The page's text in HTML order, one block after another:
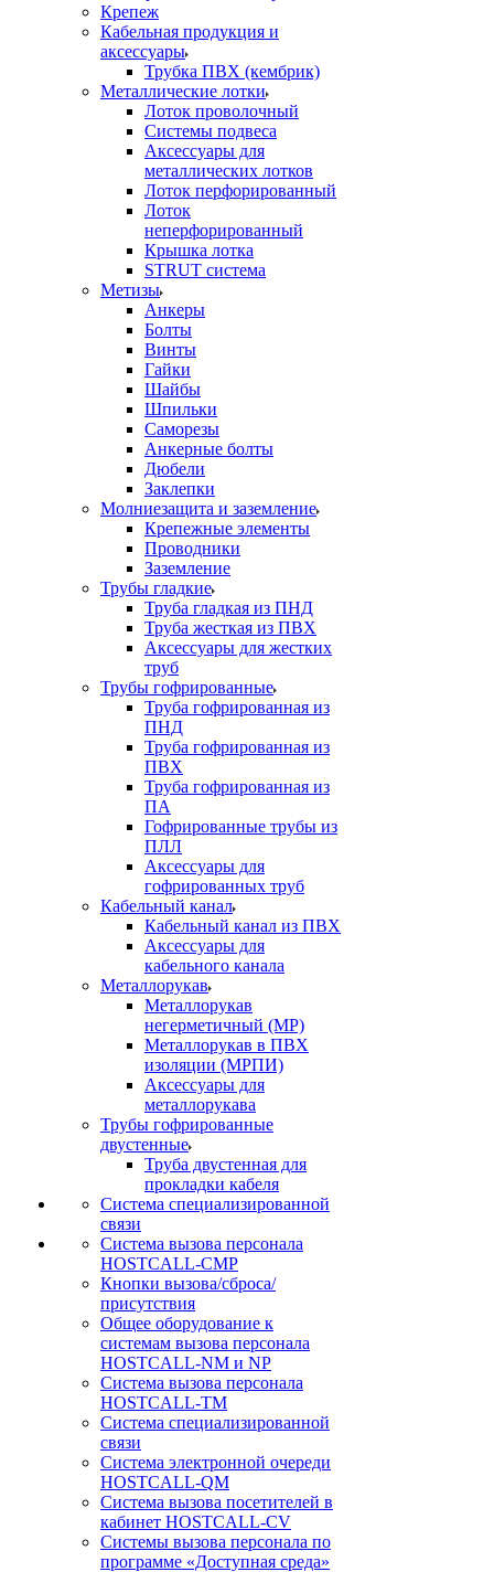
Крепеж
Кабельная продукция и
аксессуары
Трубка ПВХ (кембрик)
Металлические лотки
Лоток проволочный
Системы подвеса
Аксессуары для
металлических лотков
Лоток перфорированный
Лоток
неперфорированный
Крышка лотка
STRUT система
Метизы
Анкеры
Болты
Винты
Гайки
Шайбы
Шпильки
Саморезы
Анкерные болты
Дюбели
Заклепки
Молниезащита и заземление
Крепежные элементы
Проводники
Заземление
Трубы гладкие
Труба гладкая из ПНД
Труба жесткая из ПВХ
Аксессуары для жестких
труб
Трубы гофрированные
Труба гофрированная из
ПНД
Труба гофрированная из
ПВХ
Труба гофрированная из
ПА
Гофрированные трубы из
ПЛЛ
Аксессуары для
гофрированных труб
Кабельный канал
Кабельный канал из ПВХ
Аксессуары для
кабельного канала
Металлорукав
Металлорукав
негерметичный (МР)
Металлорукав в ПВХ
изоляции (МРПИ)
Аксессуары для
металлорукава
Трубы гофрированные
двустенные
Труба двустенная для
прокладки кабеля
Система специализированной
связи
Cистема вызова персонала
HOSTCALL-CMP
Кнопки вызова/сброса/
присутствия
Общее оборудование к
системам вызова персонала
HOSTCALL-NM и NP
Система вызова персонала
HOSTCALL-TM
Система специализированной
связи
Система электронной очереди
HOSTCALL-QM
Cистема вызова посетителей в
кабинет HOSTCALL-CV
Системы вызова персонала по
программе «Доступная среда»